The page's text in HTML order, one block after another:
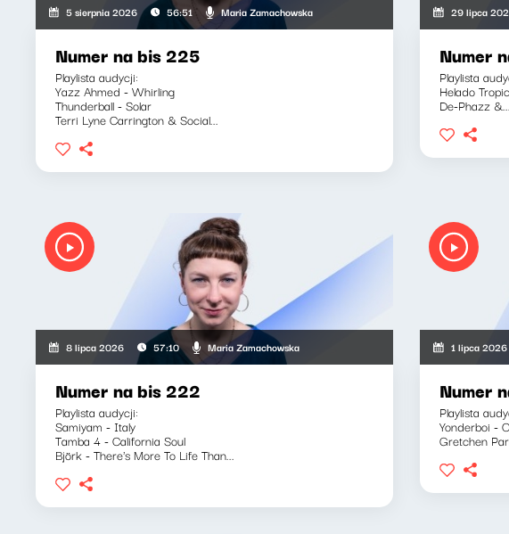
5 sierpnia 2026 56:51 Maria Zamachowska
Numer na bis 225
Playlista audycji:
Yazz Ahmed - Whirling
Thunderball - Solar
Terri Lyne Carrington & Social...
29 lipca
Numer
Playlista
Helado
De-Phazz &...
8 lipca 2026 57:10 Maria Zamachowska
Numer na bis 222
Playlista audycji:
Samiyam - Italy
Tamba 4 - California Soul
Björk - There's More To Life Than...
1 lipca 2026
Numer
Playlista
Yonderboi -
Gretchen